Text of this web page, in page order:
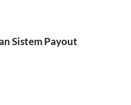
Sistem Payout